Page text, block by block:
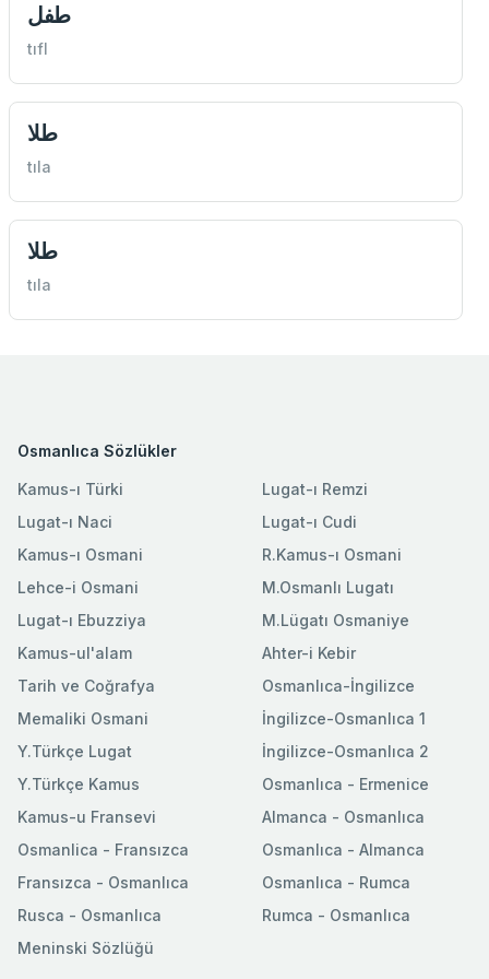
طفل
tıfl
طلا
tıla
طلا
tıla
Osmanlıca Sözlükler
Kamus-ı Türki
Lugat-ı Naci
Kamus-ı Osmani
Lehce-i Osmani
Lugat-ı Ebuzziya
Lugat-ı Remzi
Lugat-ı Cudi
R.Kamus-ı Osmani
M.Osmanlı Lugatı
M.Lügatı Osmaniye
Kamus-ul'alam
Tarih ve Coğrafya
Memaliki Osmani
Y.Türkçe Lugat
Y.Türkçe Kamus
Ahter-i Kebir
Osmanlıca-İngilizce
İngilizce-Osmanlıca 1
İngilizce-Osmanlıca 2
Osmanlıca - Ermenice
Kamus-u Fransevi
Osmanlica - Fransızca
Fransızca - Osmanlıca
Rusca - Osmanlıca
Meninski Sözlüğü
Almanca - Osmanlıca
Osmanlıca - Almanca
Osmanlıca - Rumca
Rumca - Osmanlıca